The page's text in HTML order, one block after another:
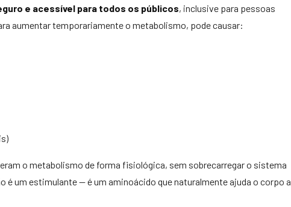
e acessível para todos os públicos, inclusive para pessoas
aumentar temporariamente o metabolismo, pode causar:
o metabolismo de forma fisiológica, sem sobrecarregar o sistema
é um estimulante — é um aminoácido que naturalmente ajuda o corpo a